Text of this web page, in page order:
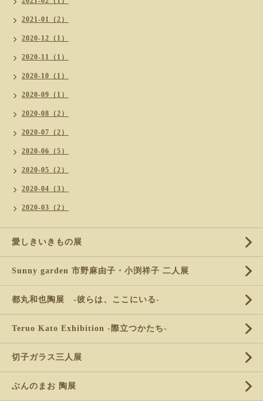
2021-01（2）
2020-12（1）
2020-11（1）
2020-10（1）
2020-09（1）
2020-08（2）
2020-07（2）
2020-06（5）
2020-05（2）
2020-04（3）
2020-03（2）
愛しきいきもの展
Sunny garden 市野麻由子・小渕祥子 二人展
都丸和也陶展 -彼らは、ここにいる-
Teruo Kato Exhibition -際立つかたち-
切子ガラス三人展
ぶんのまお 陶展